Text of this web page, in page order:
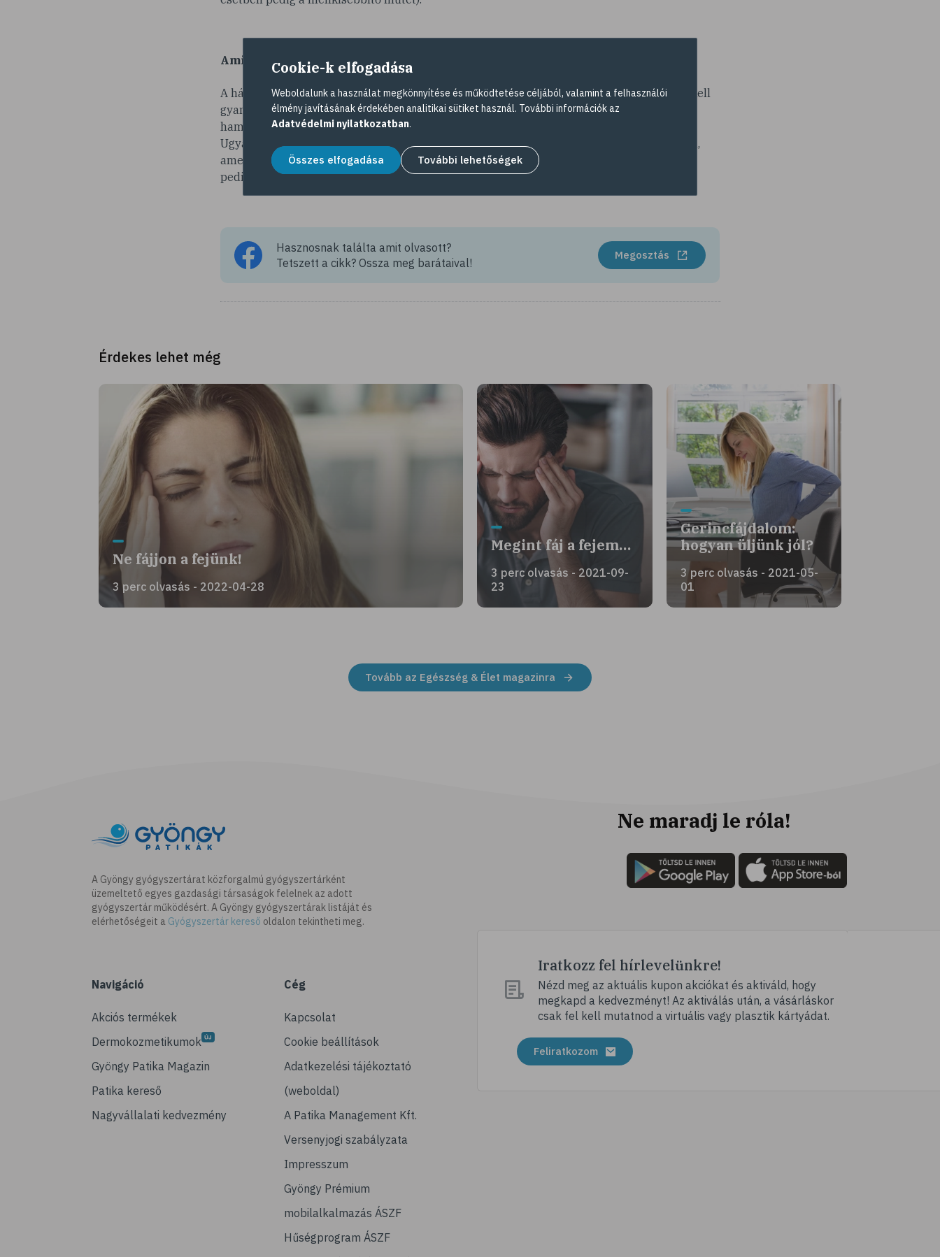
Amikor orvos kell
A hátfájás hátterében csontritkulás miatti csigolya-összeroppanás is állhat, amire akkor kell
gyanakodni, ha a panasz hirtelen jelentkezik és nagyon erős, több hétig fennáll. Ilyenkor
hamar orvoshoz kell fordulni, nem szabad arra várni, hogy a helyzet magától rendeződik.
Ugyanez igaz az összes reumatológiai betegsége vagy sérülés nyomán kialakuló panaszra,
amelyek jellemzően külön kezelést – például fizikoterápiát – igényelnek, az érintetteknek
pedig hosszabb-rövidebb ideig gyógyszerre is szükségük lehet.
Hasznosnak találta amit olvasott?
Tetszett a cikk? Ossza meg barátaival!
Megosztás
Érdekes lehet még
Ne fájjon a fejünk!
3 perc olvasás - 2022-04-28
Megint fáj a fejem…
3 perc olvasás - 2021-09-
23
Gerincfájdalom:
hogyan üljünk jól?
3 perc olvasás - 2021-05-
01
Tovább az Egészség & Élet magazinra
A Gyöngy gyógyszertárat közforgalmú gyógyszertárként
üzemeltető egyes gazdasági társaságok felelnek az adott
gyógyszertár működésért. A Gyöngy gyógyszertárak listáját és
elérhetőségeit a Gyógyszertár kereső oldalon tekintheti meg.
Navigáció
Akciós termékek
Dermokozmetikumok
Gyöngy Patika Magazin
Patika kereső
Nagyvállalati kedvezmény
Cég
Kapcsolat
Cookie beállítások
Adatkezelési tájékoztató
(weboldal)
A Patika Management Kft.
Versenyjogi szabályzata
Impresszum
Gyöngy Prémium
mobilalkalmazás ÁSZF
Hűségprogram ÁSZF
Ne maradj le róla!
Iratkozz fel hírlevelünkre!
Nézd meg az aktuális kupon akciókat és aktiváld, hogy
megkapd a kedvezményt! Az aktiválás után, a vásárláskor
csak fel kell mutatnod a virtuális vagy plasztik kártyádat.
Feliratkozom
Cookie-k elfogadása
Weboldalunk a használat megkönnyítése és működtetése céljából, valamint a felhasználói
élmény javításának érdekében analitikai sütiket használ. További információk az
Adatvédelmi nyilatkozatban.
Összes elfogadása További lehetőségek